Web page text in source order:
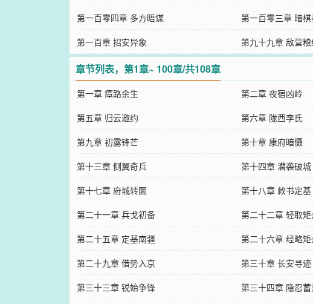
第一百零四章 多方晤谋
第一百零三章 暗棋
第一百章 招安异象
第九十九章 敌营粮
章节列表，第1章~ 100章/共108章
第一章 瘴路余生 第二章 夜宿凶岭
第五章 归云邀约
第六章 陇西李氏
第九章 初露锋芒
第十章 康府暗慑
第十三章 侧翼奇兵
第十四章 潜袭破城
第十七章 府城转圜
第十八章 敕书定基
第二十一章 兵戈初备
第二十二章 轻取矩
第二十五章 定基南疆
第二十六章 经略矩
第二十九章 借势入京
第三十章 长安寻迹
第三十三章 锐始争锋
第三十四章 隐忍